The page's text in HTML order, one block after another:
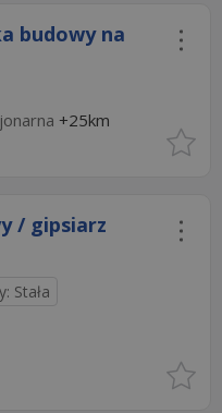
budowy na
+25km
/ gipsiarz
Stała